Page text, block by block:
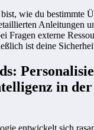
wie du bestimmte
Anleitungen
Fragen externe
ist deine
in